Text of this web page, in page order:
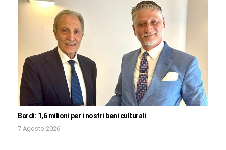
Bardi: 1,6 milioni per i nostri beni culturali
7 Agosto 2026